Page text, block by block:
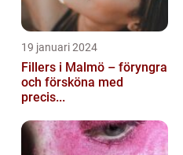
19 januari 2024
Fillers i Malmö – föryngra
och försköna med
precis...